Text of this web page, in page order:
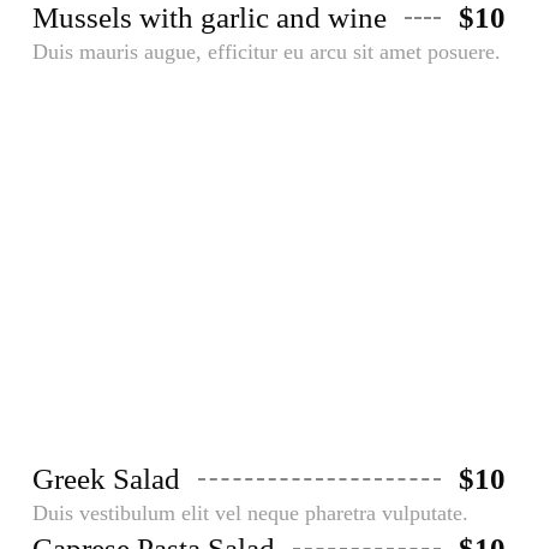
Mussels with garlic and wine $10
Duis mauris augue, efficitur eu arcu sit amet posuere.
Greek Salad $10
Duis vestibulum elit vel neque pharetra vulputate.